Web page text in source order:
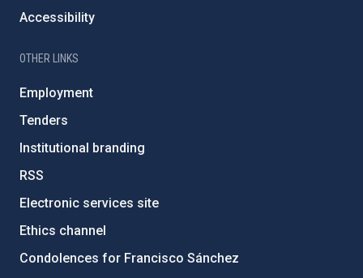
Accessibility
OTHER LINKS
Employment
Tenders
Institutional branding
RSS
Electronic services site
Ethics channel
Condolences for Francisco Sánchez